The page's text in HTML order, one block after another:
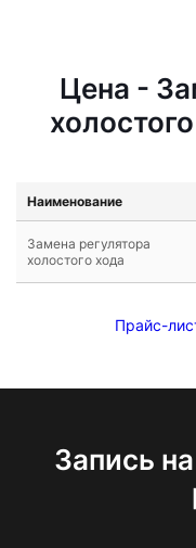
Цена -
Наименование
Замена регулятора
холостого хода
Прайс-
Запись